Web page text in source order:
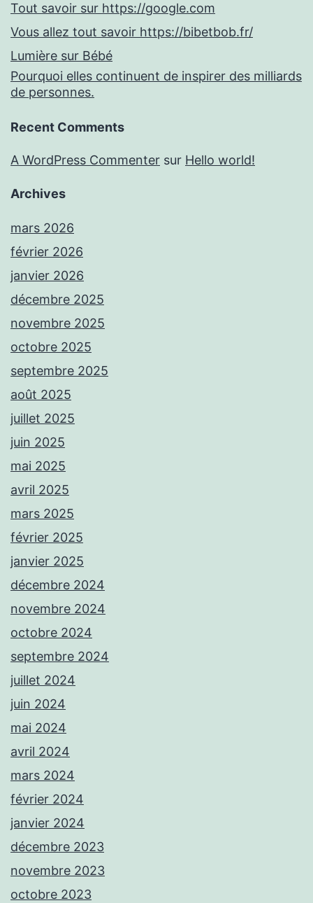
Tout savoir sur https://google.com
Vous allez tout savoir https://bibetbob.fr/
Lumière sur Bébé
Pourquoi elles continuent de inspirer des milliards
de personnes.
Recent Comments
A WordPress Commenter sur Hello world!
Archives
mars 2026
février 2026
janvier 2026
décembre 2025
novembre 2025
octobre 2025
septembre 2025
août 2025
juillet 2025
juin 2025
mai 2025
avril 2025
mars 2025
février 2025
janvier 2025
décembre 2024
novembre 2024
octobre 2024
septembre 2024
juillet 2024
juin 2024
mai 2024
avril 2024
mars 2024
février 2024
janvier 2024
décembre 2023
novembre 2023
octobre 2023